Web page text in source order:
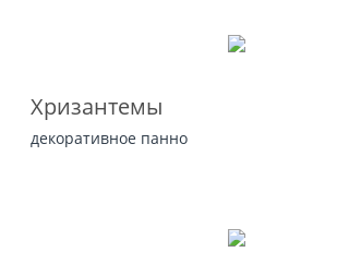
Хризантемы
декоративное панно